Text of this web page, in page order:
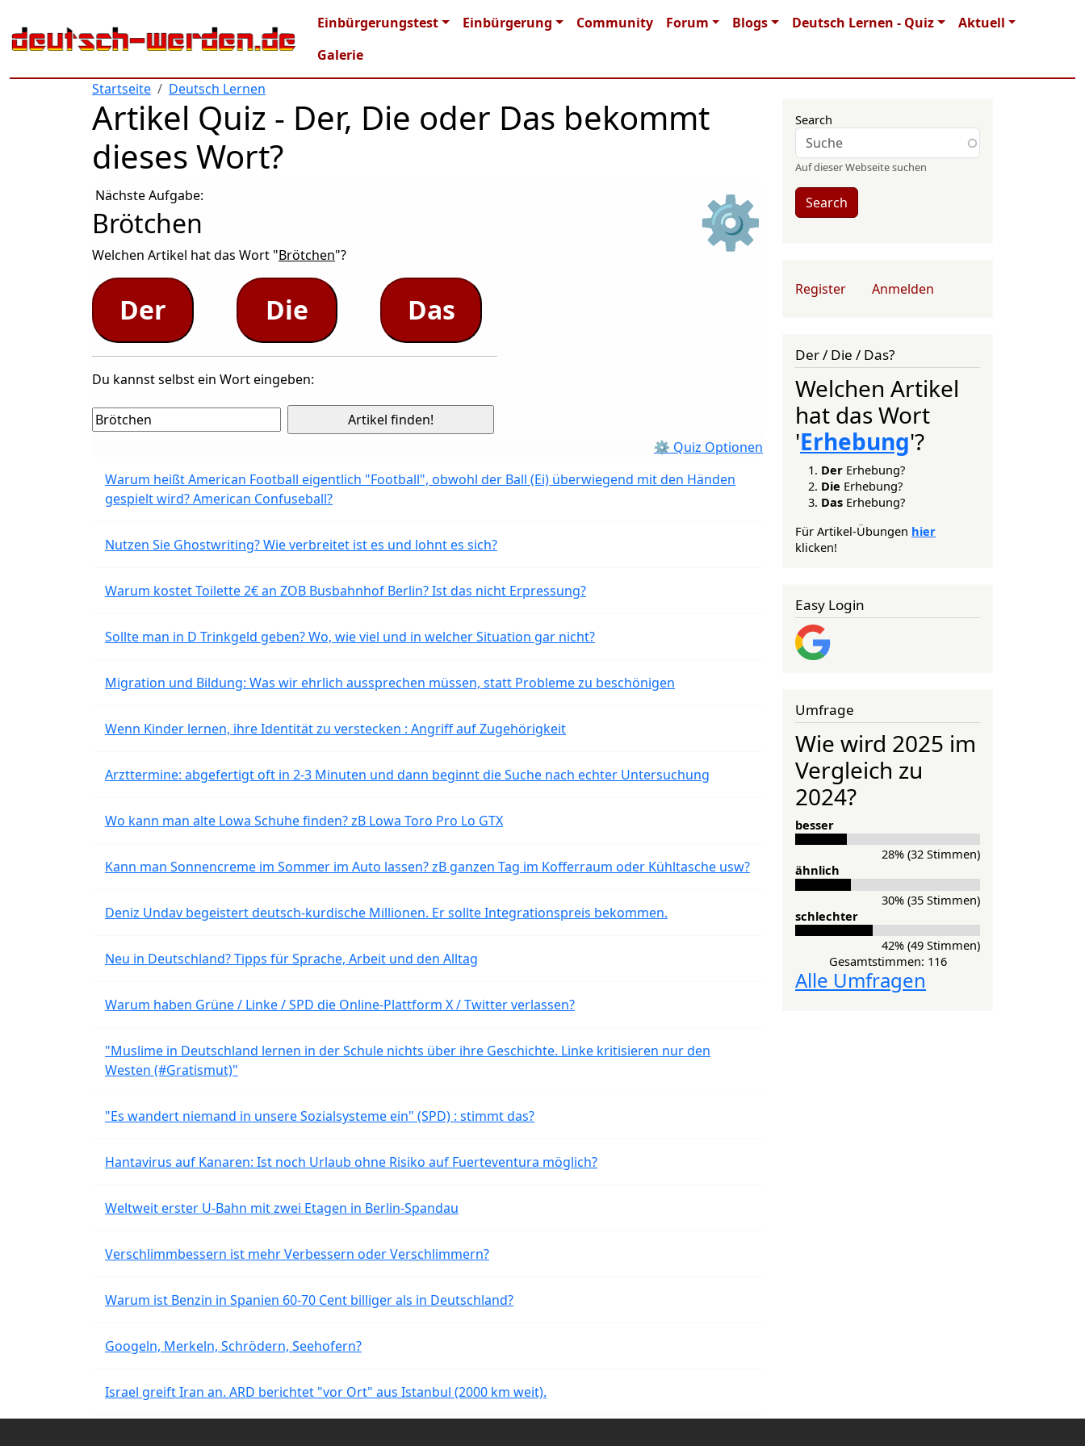
Main navigation
Einbürgerungstest Einbürgerung Community Forum Blogs Deutsch Lernen - Quiz
Aktuell
Galerie
Startseite
Deutsch Lernen
Artikel Quiz - Der, Die oder Das bekommt
dieses Wort?
⚙
Nächste Aufgabe:
Brötchen
Welchen Artikel hat das Wort "Brötchen"?
Der Die Das
Du kannst selbst ein Wort eingeben:
⚙ Quiz Optionen
Warum heißt American Football eigentlich "Football", obwohl der Ball (Ei) überwiegend mit den Händen
gespielt wird? American Confuseball?
Nutzen Sie Ghostwriting? Wie verbreitet ist es und lohnt es sich?
Warum kostet Toilette 2€ an ZOB Busbahnhof Berlin? Ist das nicht Erpressung?
Sollte man in D Trinkgeld geben? Wo, wie viel und in welcher Situation gar nicht?
Migration und Bildung: Was wir ehrlich aussprechen müssen, statt Probleme zu beschönigen
Wenn Kinder lernen, ihre Identität zu verstecken : Angriff auf Zugehörigkeit
Arzttermine: abgefertigt oft in 2-3 Minuten und dann beginnt die Suche nach echter Untersuchung
Wo kann man alte Lowa Schuhe finden? zB Lowa Toro Pro Lo GTX
Kann man Sonnencreme im Sommer im Auto lassen? zB ganzen Tag im Kofferraum oder Kühltasche usw?
Deniz Undav begeistert deutsch-kurdische Millionen. Er sollte Integrationspreis bekommen.
Neu in Deutschland? Tipps für Sprache, Arbeit und den Alltag
Warum haben Grüne / Linke / SPD die Online-Plattform X / Twitter verlassen?
"Muslime in Deutschland lernen in der Schule nichts über ihre Geschichte. Linke kritisieren nur den
Westen (#Gratismut)"
"Es wandert niemand in unsere Sozialsysteme ein" (SPD) : stimmt das?
Hantavirus auf Kanaren: Ist noch Urlaub ohne Risiko auf Fuerteventura möglich?
Weltweit erster U-Bahn mit zwei Etagen in Berlin-Spandau
Verschlimmbessern ist mehr Verbessern oder Verschlimmern?
Warum ist Benzin in Spanien 60-70 Cent billiger als in Deutschland?
Googeln, Merkeln, Schrödern, Seehofern?
Israel greift Iran an. ARD berichtet "vor Ort" aus Istanbul (2000 km weit).
Search
Auf dieser Webseite suchen
Search
User account menu
Register Anmelden
Der / Die / Das?
Welchen Artikel
hat das Wort
'Erhebung'?
Der Erhebung?
Die Erhebung?
Das Erhebung?
Für Artikel-Übungen hier
klicken!
Easy Login
Umfrage
Wie wird 2025 im
Vergleich zu
2024?
besser
28% (32 Stimmen)
ähnlich
30% (35 Stimmen)
schlechter
42% (49 Stimmen)
Gesamtstimmen: 116
Alle Umfragen